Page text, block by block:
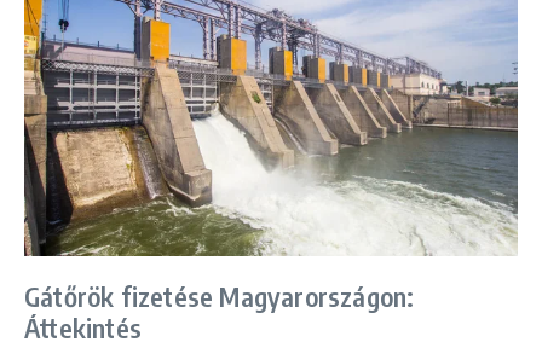
Gátőrök fizetése Magyarországon:
Áttekintés